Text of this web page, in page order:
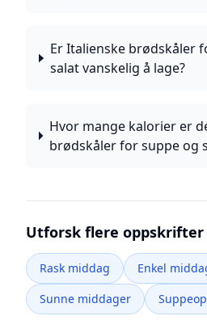
Er Italienske brødskåler
salat vanskelig å lage?
Hvor mange kalorier er
brødskåler for suppe og
Utforsk flere oppskrifter
Rask middag
Enkel
Sunne middager